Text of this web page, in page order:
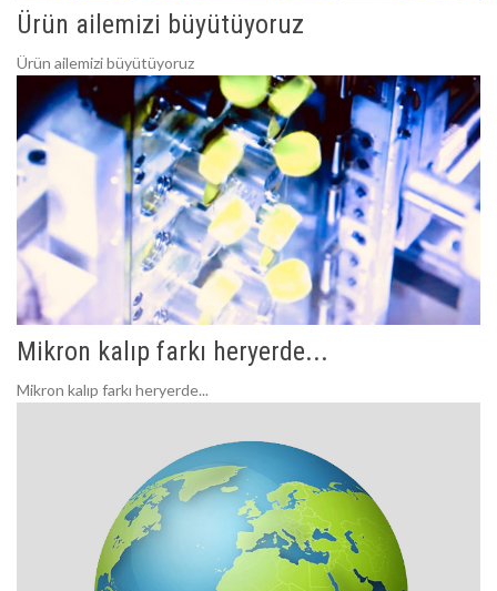
Ürün ailemizi büyütüyoruz
Ürün ailemizi büyütüyoruz
Mikron kalıp farkı heryerde...
Mikron kalıp farkı heryerde...